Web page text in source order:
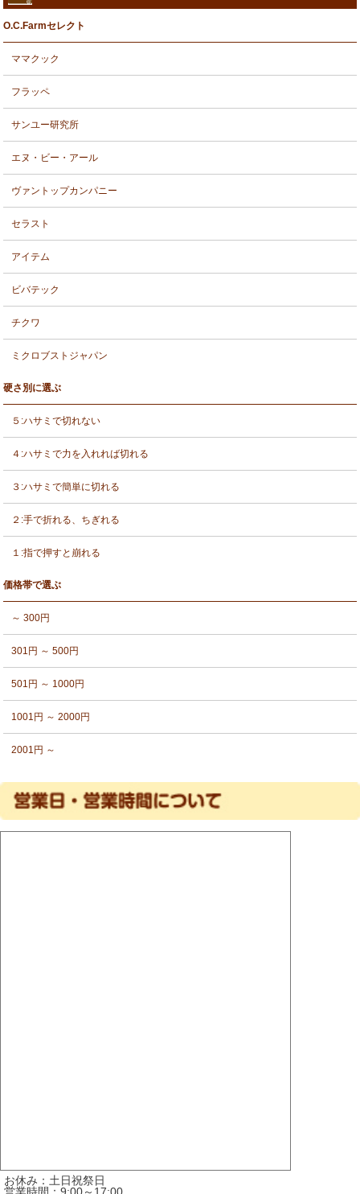
O.C.Farmセレクト
ママクック
フラッペ
サンユー研究所
エヌ・ビー・アール
ヴァントップカンパニー
セラスト
アイテム
ビバテック
チクワ
ミクロブストジャパン
硬さ別に選ぶ
５:ハサミで切れない
４:ハサミで力を入れれば切れる
３:ハサミで簡単に切れる
２:手で折れる、ちぎれる
１:指で押すと崩れる
価格帯で選ぶ
～ 300円
301円 ～ 500円
501円 ～ 1000円
1001円 ～ 2000円
2001円 ～
お休み：土日祝祭日
営業時間：9:00～17:00